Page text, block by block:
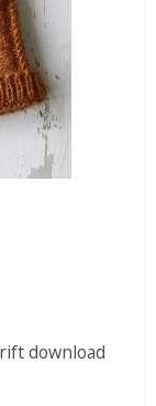
download